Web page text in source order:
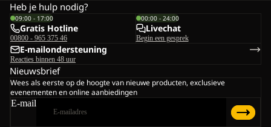
Heb je hulp nodig?
09:00 - 17:00
Gratis Hotline
00800 - 965 375 46
00:00 - 24:00
Livechat
Begin een gesprek
E-mailondersteuning
Reacties binnen 48 uur
Nieuwsbrief
Wees als eerste op de hoogte van nieuwe producten, exclusieve
evenementen en online aanbiedingen
E-mail